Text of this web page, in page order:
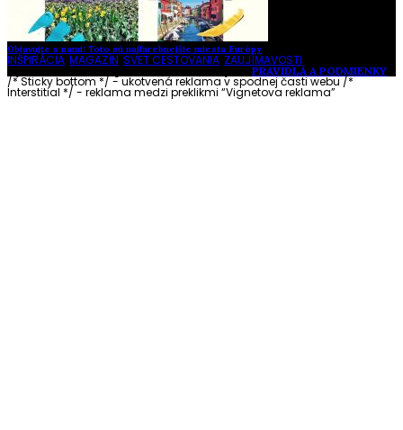
Objavujte s nami: Toto sú najfarebnejšie miesta Európy
INŠPIRÁCIA MAGAZÍN SVET CESTOVANIA ZAUJÍMAVOSTI
PRAVIDLÁ A PODMIENKY
/* Sticky bottom */ - ukotvená reklama v spodnej časti webu/*
Interstitial */ - reklama medzi preklikmi “Vignetova reklama”